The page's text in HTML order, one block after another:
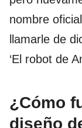
nombre
llamarle de
‘El robot de
¿Cómo
diseño